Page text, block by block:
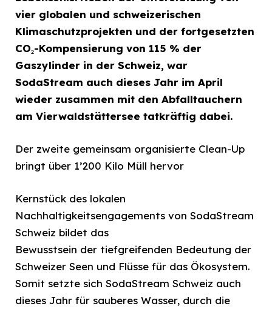
vier globalen und schweizerischen
Klimaschutzprojekten und der fortgesetzten
CO₂-Kompensierung von 115 % der
Gaszylinder in der Schweiz, war
SodaStream auch dieses Jahr im April
wieder zusammen mit den Abfalltauchern
am Vierwaldstättersee tatkräftig dabei.
Der zweite gemeinsam organisierte Clean-Up
bringt über 1’200 Kilo Müll hervor
Kernstück des lokalen
Nachhaltigkeitsengagements von SodaStream
Schweiz bildet das
Bewusstsein der tiefgreifenden Bedeutung der
Schweizer Seen und Flüsse für das Ökosystem.
Somit setzte sich SodaStream Schweiz auch
dieses Jahr für sauberes Wasser, durch die